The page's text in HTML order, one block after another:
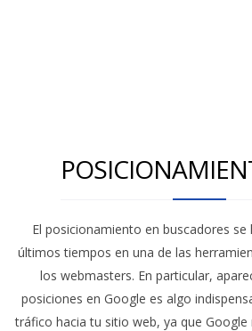
El posicionamiento en buscadores
últimos tiempos en una de las
los webmasters. En particular,
posiciones en Google es algo
tráfico hacia tu sitio web, ya que Google